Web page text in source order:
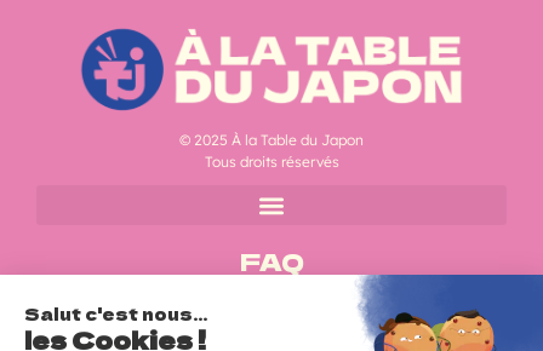
© 2025 À la Table du Japon
Tous droits réservés
FAQ
FOIRE AUX QUESTIONS